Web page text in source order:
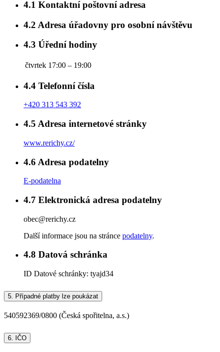
4.1 Kontaktní poštovní adresa
4.2 Adresa úřadovny pro osobní návštěvu
4.3 Úřední hodiny
čtvrtek 17:00 – 19:00
4.4 Telefonní čísla
+420 313 543 392
4.5 Adresa internetové stránky
www.rerichy.cz/
4.6 Adresa podatelny
E-podatelna
4.7 Elektronická adresa podatelny
obec@rerichy.cz
Další informace jsou na stránce podatelny.
4.8 Datová schránka
ID Datové schránky: tyajd34
5. Případné platby lze poukázat
540592369/0800 (Česká spořitelna, a.s.)
6. IČO